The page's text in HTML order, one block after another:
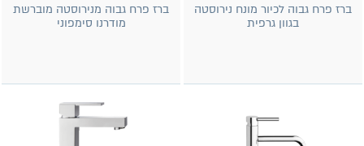
ברז פרח גבוה לכיור מונח נירוסטה
בגוון גרפית
ברז פרח גבוה מנירוסטה מוברשת
מודרנו סימפוני